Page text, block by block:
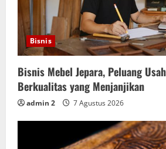
Bisnis
Bisnis Mebel Jepara, Peluang
Berkualitas yang Menjanjikan
admin 2 7 Agustus 2026